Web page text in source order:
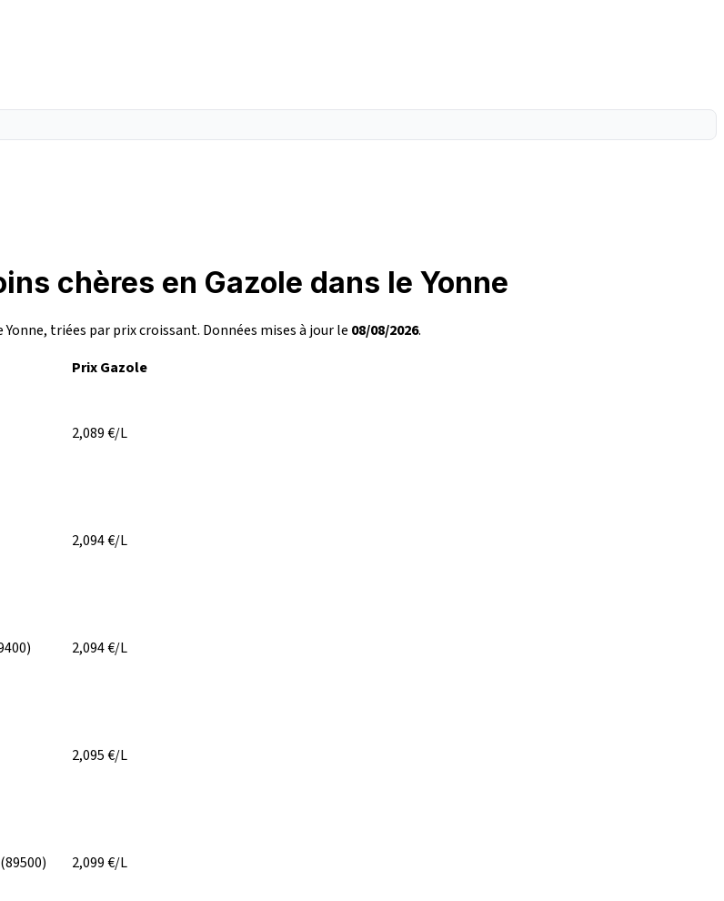
chères en Gazole dans le Yonne
Yonne, triées par prix croissant. Données mises à jour le 08/08/2026.
Prix Gazole
2,089€/L
2,094€/L
2,094€/L
2,095€/L
(89500) 2,099€/L